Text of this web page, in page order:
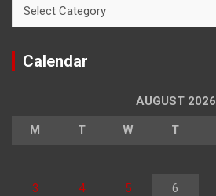
Calendar
AUGUST 2026
M T W T
3 4 5 6